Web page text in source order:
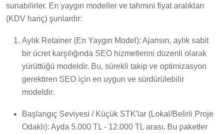
sunabilirler. En yaygın modeller ve tahmini fiyat aralıkları
(KDV hariç) şunlardır:
Aylık Retainer (En Yaygın Model): Ajansın, aylık sabit
bir ücret karşılığında SEO hizmetlerini düzenli olarak
yürüttüğü modeldir. Bu, sürekli takip ve optimizasyon
gerektiren SEO için en uygun ve sürdürülebilir
modeldir.
Başlangıç Seviyesi / Küçük STK'lar (Lokal/Belirli Proje
Odaklı): Ayda 5.000 TL - 12.000 TL arası. Bu paketler